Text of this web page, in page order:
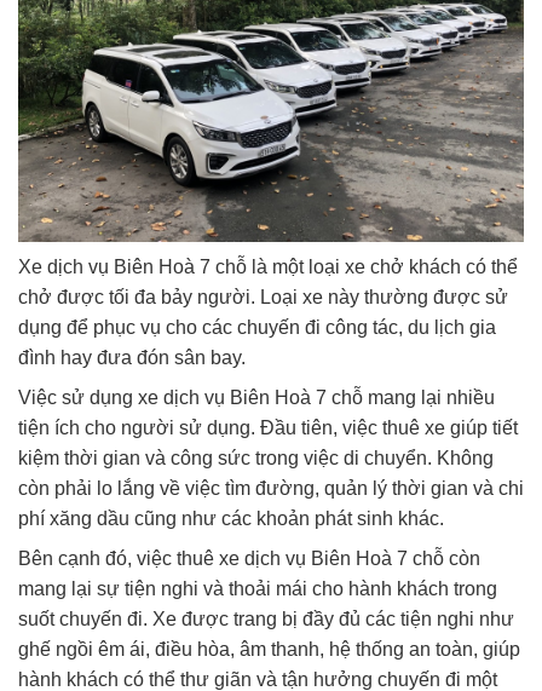
Xe dịch vụ Biên Hoà 7 chỗ là một loại xe chở khách có thể
chở được tối đa bảy người. Loại xe này thường được sử
dụng để phục vụ cho các chuyến đi công tác, du lịch gia
đình hay đưa đón sân bay.
Việc sử dụng xe dịch vụ Biên Hoà 7 chỗ mang lại nhiều
tiện ích cho người sử dụng. Đầu tiên, việc thuê xe giúp tiết
kiệm thời gian và công sức trong việc di chuyển. Không
còn phải lo lắng về việc tìm đường, quản lý thời gian và chi
phí xăng dầu cũng như các khoản phát sinh khác.
Bên cạnh đó, việc thuê xe dịch vụ Biên Hoà 7 chỗ còn
mang lại sự tiện nghi và thoải mái cho hành khách trong
suốt chuyến đi. Xe được trang bị đầy đủ các tiện nghi như
ghế ngồi êm ái, điều hòa, âm thanh, hệ thống an toàn, giúp
hành khách có thể thư giãn và tận hưởng chuyến đi một